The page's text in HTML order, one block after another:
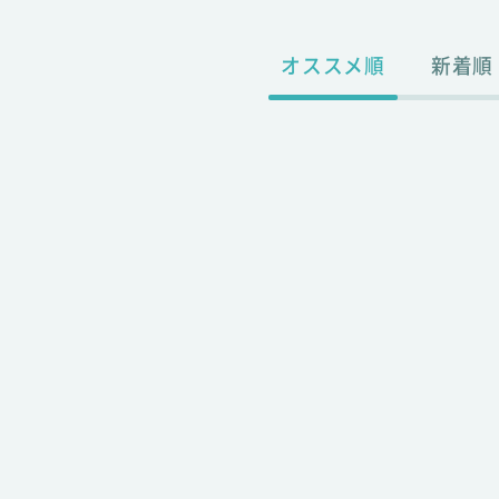
オススメ順 新着順